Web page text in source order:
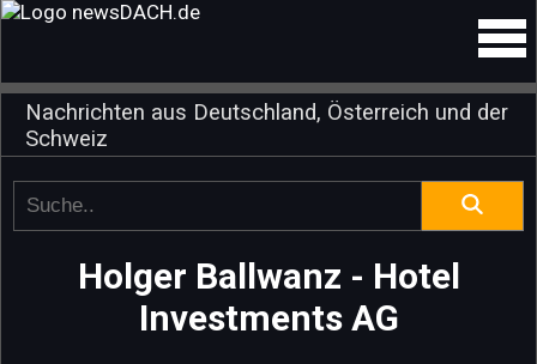
Nachrichten aus Deutschland, Österreich und der
Schweiz
Holger Ballwanz - Hotel
Investments AG